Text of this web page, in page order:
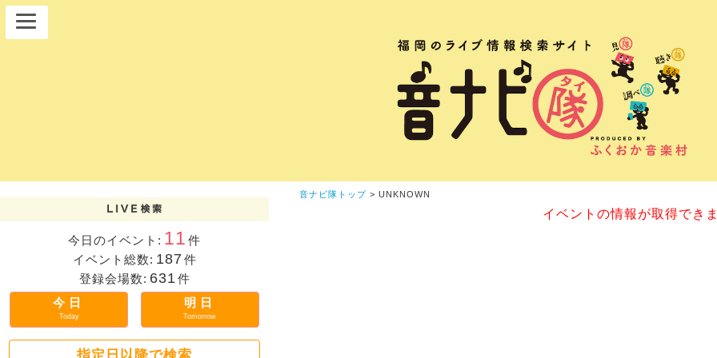
今日のイベント: 11 件
イベント総数: 187 件
登録会場数: 631 件
今日
Today
明日
Tomorrow
指定日以降で検索
音ナビ隊トップ > UNKNOWN
イベントの情報が取得でき